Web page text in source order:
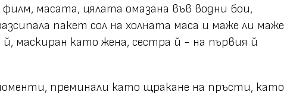
филм, масата, цялата омазана във водни бои,
пакет сол на холната маса и маже ли маже
й, маскиран като жена, сестра й - на първия й
преминали като щракане на пръсти, като